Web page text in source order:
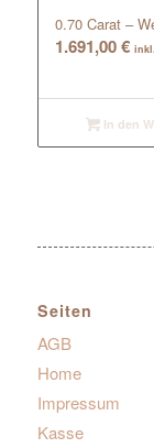
0.70 Carat –
1.691,00€
In den
Seiten
AGB
Home
Impressum
Kasse